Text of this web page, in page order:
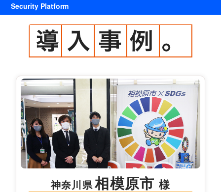
Security Platform
神奈川県相模原市 様